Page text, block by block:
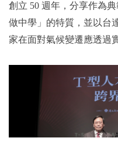
創立 50 週年，分享作為
做中學」的特質，並以台
家在面對氣候變遷應透過